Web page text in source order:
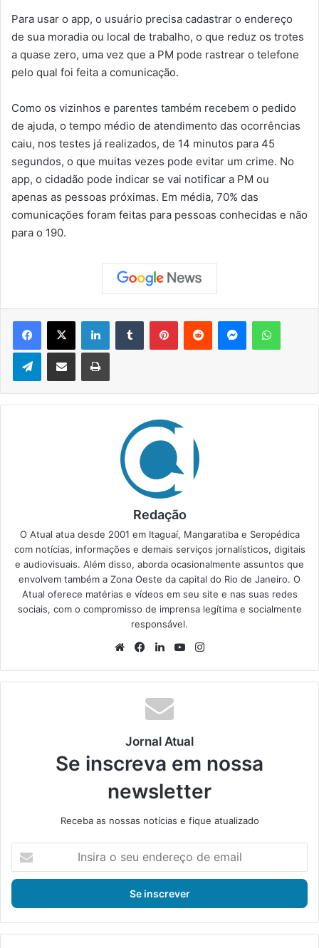
Para usar o app, o usuário precisa cadastrar o endereço
de sua moradia ou local de trabalho, o que reduz os trotes
a quase zero, uma vez que a PM pode rastrear o telefone
pelo qual foi feita a comunicação.
Como os vizinhos e parentes também recebem o pedido
de ajuda, o tempo médio de atendimento das ocorrências
caiu, nos testes já realizados, de 14 minutos para 45
segundos, o que muitas vezes pode evitar um crime. No
app, o cidadão pode indicar se vai notificar a PM ou
apenas as pessoas próximas. Em média, 70% das
comunicações foram feitas para pessoas conhecidas e não
para o 190.
Telegram
Redação
O Atual atua desde 2001 em Itaguaí, Mangaratiba e Seropédica
com notícias, informações e demais serviços jornalísticos, digitais
e audiovisuais. Além disso, aborda ocasionalmente assuntos que
envolvem também a Zona Oeste da capital do Rio de Janeiro. O
Atual oferece matérias e vídeos em seu site e nas suas redes
sociais, com o compromisso de imprensa legítima e socialmente
responsável.
We
te
Fa
bo
ok
Lin
din
Yo
ub
ra
Jornal Atual
Se inscreva em nossa
newsletter
Receba as nossas notícias e fique atualizado
s
r
a